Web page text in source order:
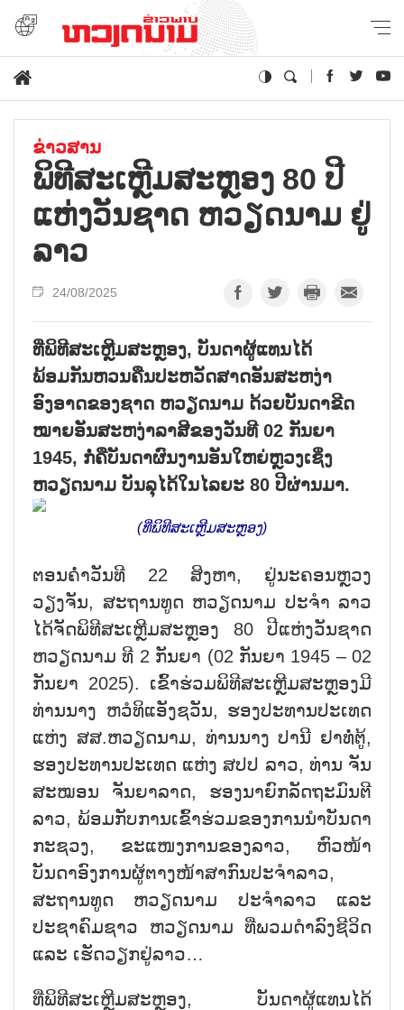
ຂ່າວສານ
ພິທີສະເຫຼີມສະຫຼອງ 80 ປີ
ແຫ່ງວັນຊາດ ຫວຽດນາມ ຢູ່
ລາວ
24/08/2025
ທີ່ພິທີສະເຫຼີມສະຫຼອງ, ບັນດາຜູ້ແທນໄດ້
ພ້ອມກັນຫວນຄືນປະຫວັດສາດອັນສະຫງ່າ
ອົງອາດຂອງຊາດ ຫວຽດນາມ ດ້ວຍບັນດາຂີດ
ໝາຍອັນສະຫງ່າລາສີຂອງວັນທີ 02 ກັນຍາ
1945, ກໍ່ຄືບັນດາຜົນງານອັນໃຫຍ່ຫຼວງເຊິ່ງ
ຫວຽດນາມ ບັນລຸໄດ້ໃນໄລຍະ 80 ປີຜ່ານມາ.
(ທີ່ພິທີສະເຫຼີມສະຫຼອງ)
ຕອນຄ່ຳວັນທີ 22 ສິງຫາ, ຢູ່ນະຄອນຫຼວງ
ວຽງຈັນ, ສະຖານທູດ ຫວຽດນາມ ປະຈຳ ລາວ
ໄດ້ຈັດພິທີສະເຫຼີມສະຫຼອງ 80 ປີແຫ່ງວັນຊາດ
ຫວຽດນາມ ທີ 2 ກັນຍາ (02 ກັນຍາ 1945 – 02
ກັນຍາ 2025). ເຂົ້າຮ່ວມພິທີສະເຫຼີມສະຫຼອງມີ
ທ່ານນາງ ຫວໍທິແອັງຊວັນ, ຮອງປະທານປະເທດ
ແຫ່ງ ສສ.ຫວຽດນາມ, ທ່ານນາງ ປານີ ຢາທໍ່ຕູ້,
ຮອງປະທານປະເທດ ແຫ່ງ ສປປ ລາວ, ທ່ານ ຈັນ
ສະໝອນ ຈັນຍາລາດ, ຮອງນາຍົກລັດຖະມົນຕີ
ລາວ, ພ້ອມກັບການເຂົ້າຮ່ວມຂອງການນຳບັນດາ
ກະຊວງ, ຂະແໜງການຂອງລາວ, ຫົວໜ້າ
ບັນດາອົງການຜູ້ຕາງໜ້າສາກົນປະຈຳລາວ,
ສະຖານທູດ ຫວຽດນາມ ປະຈຳລາວ ແລະ
ປະຊາຄົມຊາວ ຫວຽດນາມ ທີ່ພວມດຳລົງຊີວິດ
ແລະ ເຮັດວຽກຢູ່ລາວ…
ທີ່ພິທີສະເຫຼີມສະຫຼອງ, ບັນດາຜູ້ແທນໄດ້